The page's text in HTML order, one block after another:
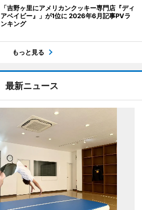
「吉野ヶ里にアメリカンクッキー専門店『ディ
アベイビー』」が1位に 2026年6月記事PVラ
ンキング
もっと見る
最新ニュース